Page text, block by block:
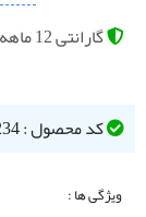
گارانتی 12 ماهه فرانت
کد محصول : JC-1234
ویژگی ها :